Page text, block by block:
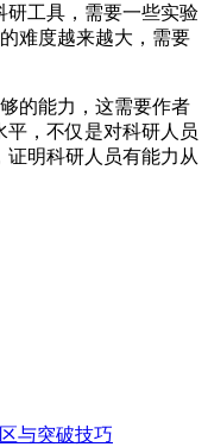
研工具，需要一些实验
难度越来越大，需要
的能力，这需要作者
，不仅是对科研人员
明科研人员有能力从
与突破技巧